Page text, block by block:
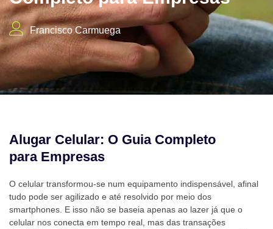
Francisco Carmuega
Alugar Celular: O Guia Completo
para Empresas
O celular transformou-se num equipamento indispensável, afinal
tudo pode ser agilizado e até resolvido por meio dos
smartphones. E isso não se baseia apenas ao lazer já que o
celular nos conecta em tempo real, mas das transações